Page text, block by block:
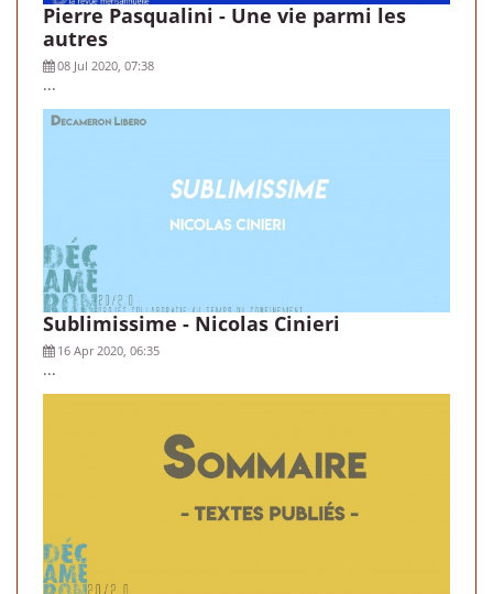
Pierre Pasqualini - Une vie parmi les
autres
08 Jul 2020, 07:38
...
Sublimissime - Nicolas Cinieri
16 Apr 2020, 06:35
...